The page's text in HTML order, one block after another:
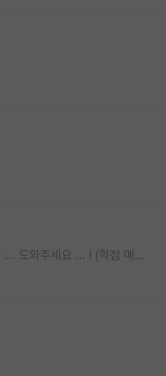
24살 인공지능학과 학부생 진로 고민 입니다 ... 도와주세요 ... ! (학점 매우 안 좋음 주의 )